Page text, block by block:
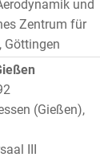
und
Zentrum für
Göttingen
(Gießen),
III